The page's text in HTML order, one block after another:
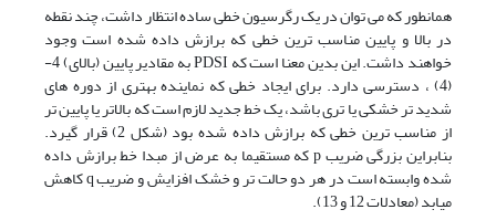
همانطور که می توان در یک رگرسیون خطی ساده انتظار داشت، چند نقطه
در بالا و پایین مناسب ترین خطی که برازش داده شده است وجود
خواهند داشت. این بدین معنا است که PDSI به مقادیر پایین (بالای) 4-
(4) ، دسترسی دارد. برای ایجاد خطی که نماینده بهتری از دوره های
شدید تر خشکی یا تری باشد، یک خط جدید لازم است که بالاتر یا پایین تر
از مناسب ترین خطی که برازش داده شده بود (شکل 2) قرار گیرد.
بنابراین بزرگی ضریب p که مستقیما به عرض از مبدا خط برازش داده
شده وابسته است در هر دو حالت تر و خشک افزایش و ضریب q کاهش
میابد (معادلات 12 و 13).